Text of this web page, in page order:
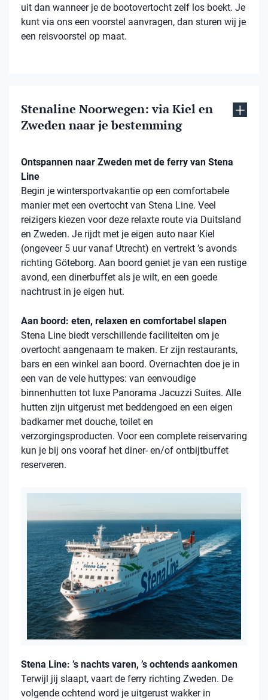
uit dan wanneer je de bootovertocht zelf los boekt. Je
kunt via ons een voorstel aanvragen, dan sturen wij je
een reisvoorstel op maat.
Stenaline Noorwegen: via Kiel en
Zweden naar je bestemming
Ontspannen naar Zweden met de ferry van Stena
Line
Begin je wintersportvakantie op een comfortabele
manier met een overtocht van Stena Line. Veel
reizigers kiezen voor deze relaxte route via Duitsland
en Zweden. Je rijdt met je eigen auto naar Kiel
(ongeveer 5 uur vanaf Utrecht) en vertrekt ’s avonds
richting Göteborg. Aan boord geniet je van een rustige
avond, een dinerbuffet als je wilt, en een goede
nachtrust in je eigen hut.
Aan boord: eten, relaxen en comfortabel slapen
Stena Line biedt verschillende faciliteiten om je
overtocht aangenaam te maken. Er zijn restaurants,
bars en een winkel aan boord. Overnachten doe je in
een van de vele huttypes: van eenvoudige
binnenhutten tot luxe Panorama Jacuzzi Suites. Alle
hutten zijn uitgerust met beddengoed en een eigen
badkamer met douche, toilet en
verzorgingsproducten. Voor een complete reiservaring
kun je bij ons vooraf het diner- en/of ontbijtbuffet
reserveren.
Stena Line: ’s nachts varen, ’s ochtends aankomen
Terwijl jij slaapt, vaart de ferry richting Zweden. De
volgende ochtend word je uitgerust wakker in